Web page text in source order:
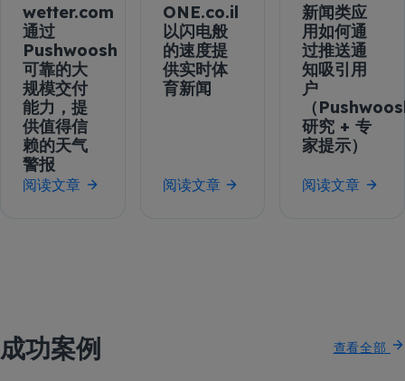
wetter.com
通过
Pushwoosh
可靠的大
规模交付
能力，提
供值得信
赖的天气
警报
阅读文章
ONE.co.il
以闪电般
的速度提
供实时体
育新闻
阅读文章
新闻类应
用如何通
过推送通
知吸引用
户
（
研究 + 专
家提示）
阅读文章
成功案例 查看全部